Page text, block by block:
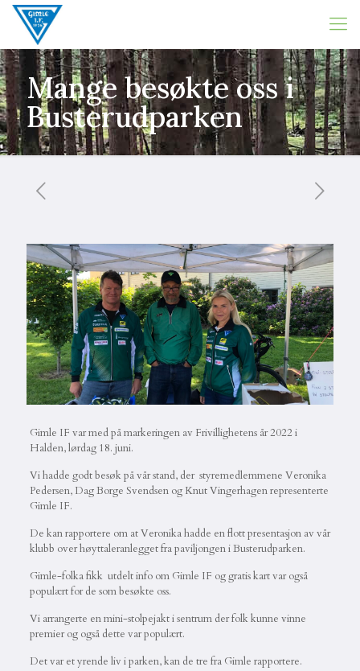
Mange besøkte oss i
Busterudparken
Gimle IF var med på markeringen av Frivillighetens år 2022 i
Halden, lørdag 18. juni.
Vi hadde godt besøk på vår stand, der styremedlemmene Veronika
Pedersen, Dag Borge Svendsen og Knut Vingerhagen representerte
Gimle IF.
De kan rapportere om at Veronika hadde en flott presentasjon av vår
klubb over høyttaleranlegget fra paviljongen i Busterudparken.
Gimle-folka fikk utdelt info om Gimle IF og gratis kart var også
populært for de som besøkte oss.
Vi arrangerte en mini-stolpejakt i sentrum der folk kunne vinne
premier og også dette var populært.
Det var et yrende liv i parken, kan de tre fra Gimle rapportere.